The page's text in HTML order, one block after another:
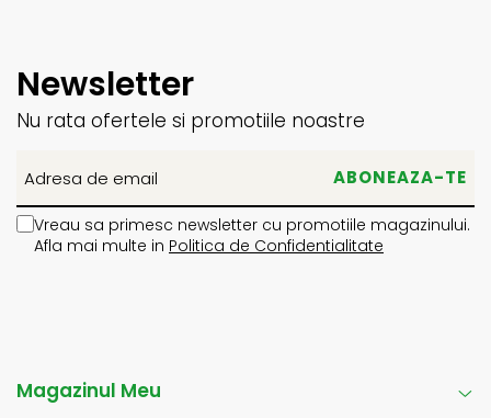
Newsletter
Nu rata ofertele si promotiile noastre
Vreau sa primesc newsletter cu promotiile magazinului.
Afla mai multe in Politica de Confidentialitate
Magazinul Meu